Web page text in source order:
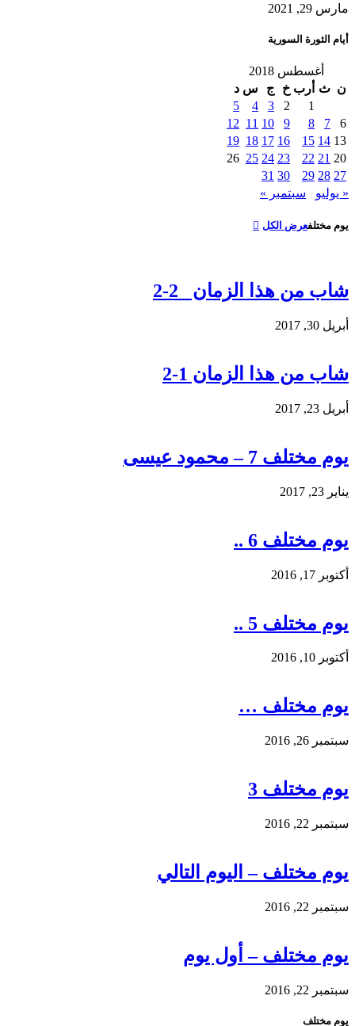
مارس 29, 2021
أيام الثورة السورية
أغسطس 2018
ن ث أرب خ ج س د
1
2
3
4
5
6
7
8
9
10
11
12
13
14
15
16
17
18
19
20
21
22
23
24
25
26
27
28
29
30
31
« يوليو
سبتمبر »
يوم مختلفعرض الكل
شاب من هذا الزمان 2-2
أبريل 30, 2017
شاب من هذا الزمان 1-2
أبريل 23, 2017
يوم مختلف 7 – محمود عيسى
يناير 23, 2017
يوم مختلف 6 ..
أكتوبر 17, 2016
يوم مختلف 5 ..
أكتوبر 10, 2016
يوم مختلف …
سبتمبر 26, 2016
يوم مختلف 3
سبتمبر 22, 2016
يوم مختلف – اليوم التالي
سبتمبر 22, 2016
يوم مختلف – أول يوم
سبتمبر 22, 2016
يوم مختلف